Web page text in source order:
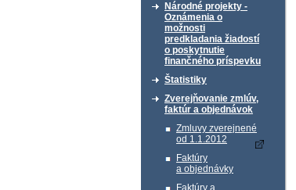
Národné projekty -
Oznámenia o
možnosti
predkladania žiadostí
o poskytnutie
finančného príspevku
Štatistiky
Zverejňovanie zmlúv,
faktúr a objednávok
Zmluvy zverejnené
od 1.1.2012
Faktúry
a objednávky
Faktúry a